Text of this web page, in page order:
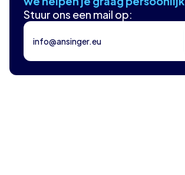
Stuur ons een mail op:
info@ansinger.eu